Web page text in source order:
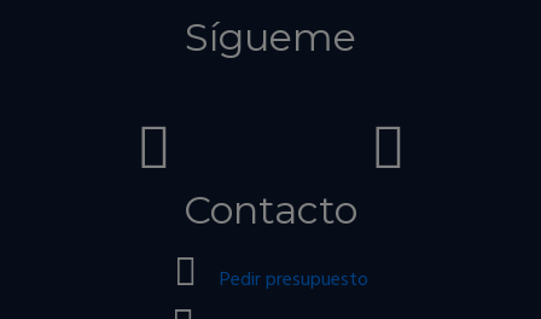
Sígueme
Contacto
Pedir presupuesto